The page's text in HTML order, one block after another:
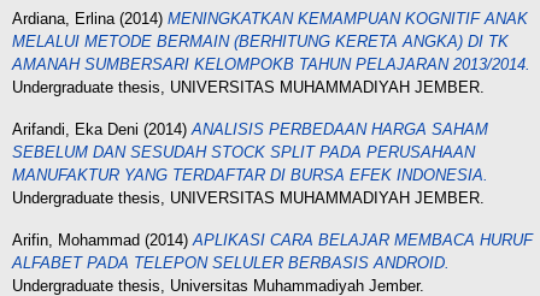
Ardiana, Erlina(2014) MENINGKATKAN KEMAMPUAN KOGNITIF ANAK
MELALUI METODE BERMAIN (BERHITUNG KERETA ANGKA) DI TK
AMANAH SUMBERSARI KELOMPOKВ TAHUN PELAJARAN 2013/2014.
Undergraduate thesis, UNIVERSITAS MUHAMMADIYAH JEMBER.
Arifandi, Eka Deni (2014)ANALISIS PERBEDAAN HARGA SAHAM
SEBELUM DAN SESUDAH STOCK SPLIT PADA PERUSAHAAN
MANUFAKTUR YANG TERDAFTAR DI BURSA EFEK INDONESIA.
Undergraduate thesis, UNIVERSITAS MUHAMMADIYAH JEMBER.
Arifin, Mohammad (2014)APLIKASI CARA BELAJAR MEMBACA HURUF
ALFABET PADA TELEPON SELULER BERBASIS ANDROID.
Undergraduate thesis, Universitas Muhammadiyah Jember.